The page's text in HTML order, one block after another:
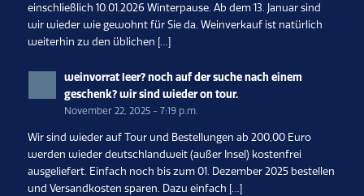
einschließlich 10.01.2026 Winterpause. Ab dem 13. Januar sind
wir wieder wie gewohnt für Sie da. Weinverkauf ist natürlich
weiterhin zu den üblichen […]
weinvorrat leer? noch auf der suche nach einem
geschenk? wir sind wieder on tour.
November 22, 2025 - 7:19 p.m.
Wir sind wieder auf Tour und Bestellungen ab 200,00 Euro
werden wieder deutschlandweit (außer Insel) kostenfrei
ausgeliefert. Einfach noch bis zum 01. Dezember 2025 bestellen
und Versandkosten sparen. Dazu einfach […]